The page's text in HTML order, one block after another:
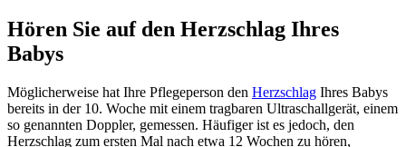
Hören Sie auf den Herzschlag Ihres
Babys
Möglicherweise hat Ihre Pflegeperson den Herzschlag Ihres Babys
bereits in der 10. Woche mit einem tragbaren Ultraschallgerät, einem
so genannten Doppler, gemessen. Häufiger ist es jedoch, den
Herzschlag zum ersten Mal nach etwa 12 Wochen zu hören,